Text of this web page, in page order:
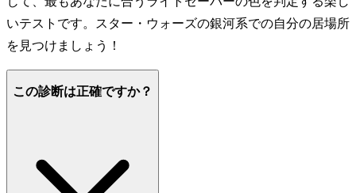
いテストです。スター・ウォーズの銀河系での自分の居場所
を見つけましょう！
この診断は正確ですか？